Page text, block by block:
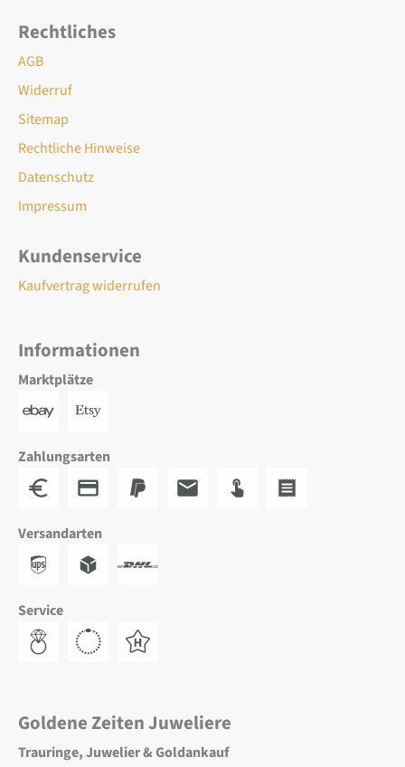
Rechtliches
AGB
Widerruf
Sitemap
Rechtliche Hinweise
Datenschutz
Impressum
Kundenservice
Kaufvertrag widerrufen
Informationen
Marktplätze
Zahlungsarten
Versandarten
Service
Goldene Zeiten Juweliere
Trauringe, Juwelier & Goldankauf